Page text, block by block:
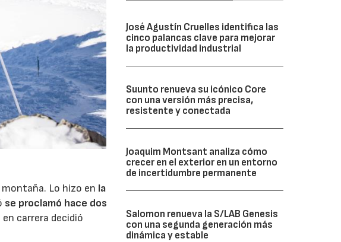
Lo hizo en la
se proclamó hace dos
carrera decidió
José Agustín Cruelles identifica las
cinco palancas clave para mejorar
la productividad industrial
Suunto renueva su icónico Core
con una versión más precisa,
resistente y conectada
Joaquim Montsant analiza cómo
crecer en el exterior en un entorno
de incertidumbre permanente
Salomon renueva la S/LAB Genesis
con una segunda generación más
dinámica y estable